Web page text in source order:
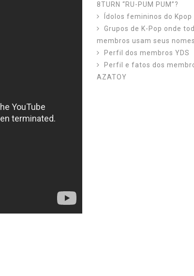
8TURN “RU-PUM PUM”?
Ídolos femininos do Kpop
Grupos de K-Pop onde
membros usam seus
Perfil dos membros YDS
Perfil e fatos dos
AZATOY